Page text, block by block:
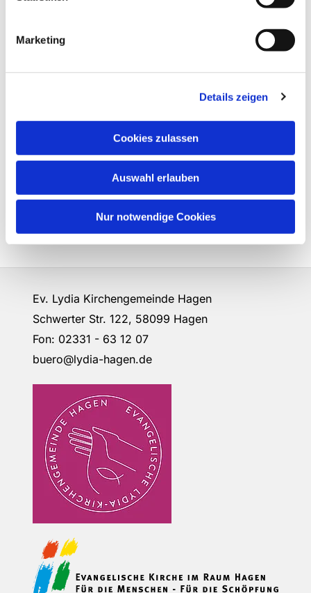
Marketing
Details zeigen
Cookies zulassen
Auswahl erlauben
Nur notwendige Cookies
Ev. Lydia Kirchengemeinde Hagen
Schwerter Str. 122, 58099 Hagen
Fon: 02331 - 63 12 07
buero@lydia-hagen.de